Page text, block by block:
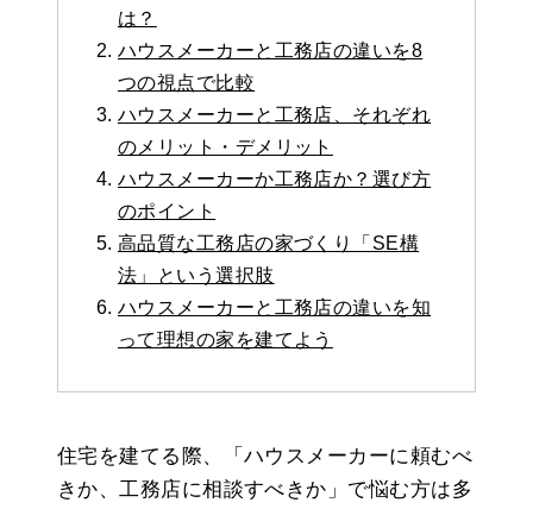
は？
ハウスメーカーと工務店の違いを8
つの視点で比較
ハウスメーカーと工務店、それぞれ
のメリット・デメリット
ハウスメーカーか工務店か？選び方
のポイント
高品質な工務店の家づくり「SE構
法」という選択肢
ハウスメーカーと工務店の違いを知
って理想の家を建てよう
住宅を建てる際、「ハウスメーカーに頼むべ
きか、工務店に相談すべきか」で悩む方は多